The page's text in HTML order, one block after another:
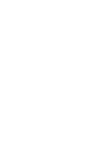
Berufsausbildung –